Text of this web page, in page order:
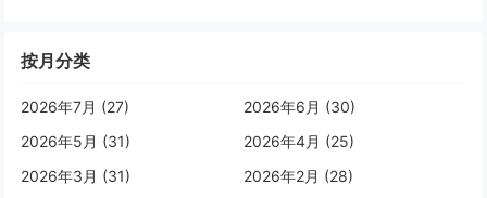
按月分类
2026年7月 (27)
2026年6月 (30)
2026年5月 (31)
2026年4月 (25)
2026年3月 (31)
2026年2月 (28)